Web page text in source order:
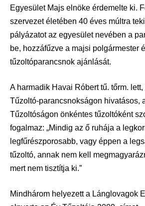
Egyesület Majs elnöke érdemelte ki.
szervezet életében 40 éves múltra
pályázatot az egyesület nevében a
be, hozzáfűzve a majsi polgármester
tűzoltóparancsnok ajánlását.
A harmadik Havai Róbert tű. tőrm.
Tűzoltó-parancsnokságon hivatásos,
Tűzoltóságon önkéntes tűzoltóként
fogalmaz: „Mindig az ő ruhája a
legfűrészporosabb, vagy éppen a
tűzoltó, annak nem kell
mert nem tisztítja ki.”
Mindhárom helyezett a Lánglovagok